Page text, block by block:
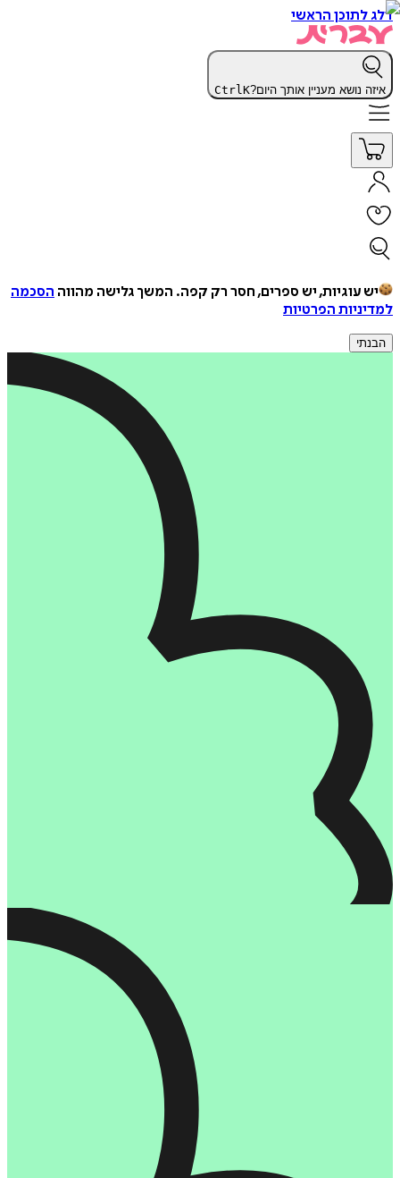
דלג לתוכן הראשי
איזה נושא מעניין אותך היום? CtrlK
יש עוגיות, יש ספרים, חסר רק קפה. המשך גלישה מהווה הסכמה
למדיניות הפרטיות
הבנתי